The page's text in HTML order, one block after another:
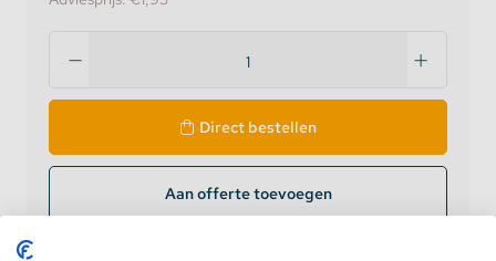
Direct bestellen
Aan offerte toevoegen